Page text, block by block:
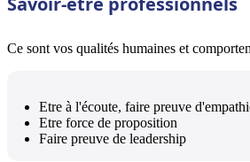
Ce sont vos qualités humaines et
Etre à l'écoute, faire preuve
Etre force de proposition
Faire preuve de leadership